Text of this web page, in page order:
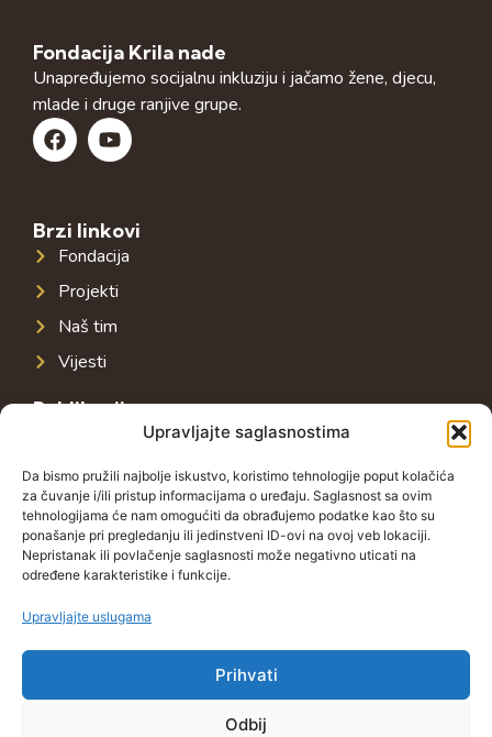
Upravljajte saglasnostima
Da bismo pružili najbolje iskustvo, koristimo tehnologije poput kolačića
za čuvanje i/ili pristup informacijama o uređaju. Saglasnost sa ovim
tehnologijama će nam omogućiti da obrađujemo podatke kao što su
ponašanje pri pregledanju ili jedinstveni ID-ovi na ovoj veb lokaciji.
Nepristanak ili povlačenje saglasnosti može negativno uticati na
određene karakteristike i funkcije.
Upravljajte uslugama
Prihvati
Odbij
Fondacija Krila nade
Unapređujemo socijalnu inkluziju i jačamo žene, djecu,
mlade i druge ranjive grupe.
Brzi linkovi
Fondacija
Projekti
Naš tim
Vijesti
Publikacije
Javna infrastruktura u jugoistočnoj Evropi
Javni dug u jugoistočnoj Evropi
Porezni sistem u jugoistočnoj Evropi
Javno-privatna partnerstva u jugoistočnoj Evropi
Kontakt
Grbavička 32, 71000 Sarajevo
+38762772591
info@wings-of-hope.ba